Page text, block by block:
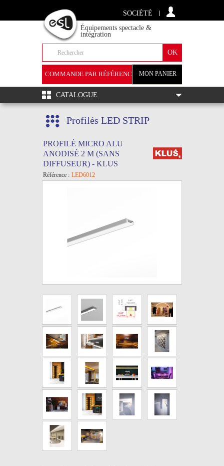
SOCIÉTÉ
Équipements spectacle &
intégration
MON PANIER
COMMANDE PAR RÉFÉRENCE
+
CATALOGUE
Profilés LED STRIP
PROFILÉ MICRO ALU
ANODISÉ 2 M (SANS
DIFFUSEUR) - KLUS
Référence : LED6012